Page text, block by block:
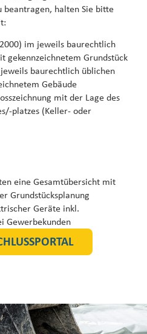
beantragen, halten Sie bitte
im jeweils baurechtlich
gekennzeichnetem Grundstück
baurechtlich üblichen
Gebäude
mit der Lage des
platzes (Keller- oder
eine Gesamtübersicht mit
Grundstücksplanung
Geräte inkl.
Gewerbekunden